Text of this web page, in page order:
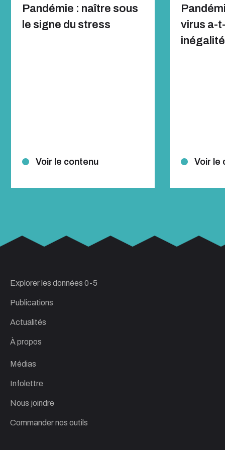
Pandémie : naître sous
le signe du stress
Voir le contenu
virus a-
Voir le
Explorer les données 0-5
Publications
Actualités
À propos
Médias
Infolettre
Nous joindre
Commander nos outils